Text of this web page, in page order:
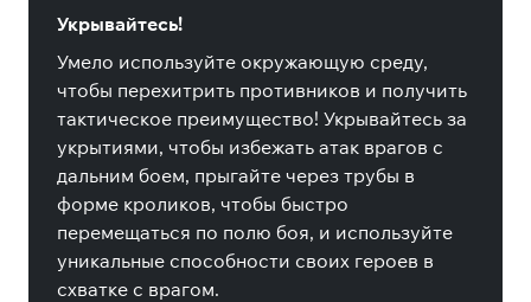
Укрывайтесь!
Умело используйте окружающую среду,
чтобы перехитрить противников и получить
тактическое преимущество! Укрывайтесь за
укрытиями, чтобы избежать атак врагов с
дальним боем, прыгайте через трубы в
форме кроликов, чтобы быстро
перемещаться по полю боя, и используйте
уникальные способности своих героев в
схватке с врагом.